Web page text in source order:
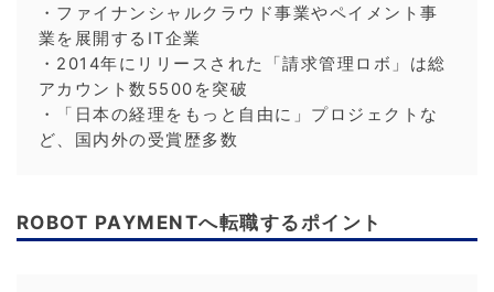
・ファイナンシャルクラウド事業やペイメント事
業を展開するIT企業
・2014年にリリースされた「請求管理ロボ」は総
アカウント数5500を突破
・「日本の経理をもっと自由に」プロジェクトな
ど、国内外の受賞歴多数
ROBOT PAYMENTへ転職するポイント